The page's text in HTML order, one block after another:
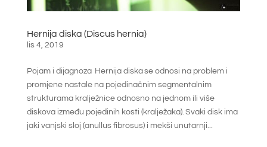
Hernija diska (Discus hernia)
lis 4, 2019
Pojam i dijagnoza Hernija diska se odnosi na problem i
promjene nastale na pojedinačnim segmentalnim
strukturama kralježnice odnosno na jednom ili više
diskova između pojedinih kosti (kralježaka). Svaki disk ima
jaki vanjski sloj (anullus fibrosus) i mekši unutarnji...